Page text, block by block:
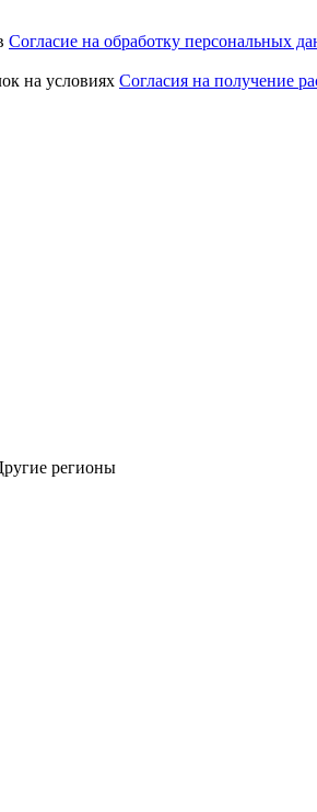
Согласие на обработку персональных
на условиях Согласия на получение
регионы